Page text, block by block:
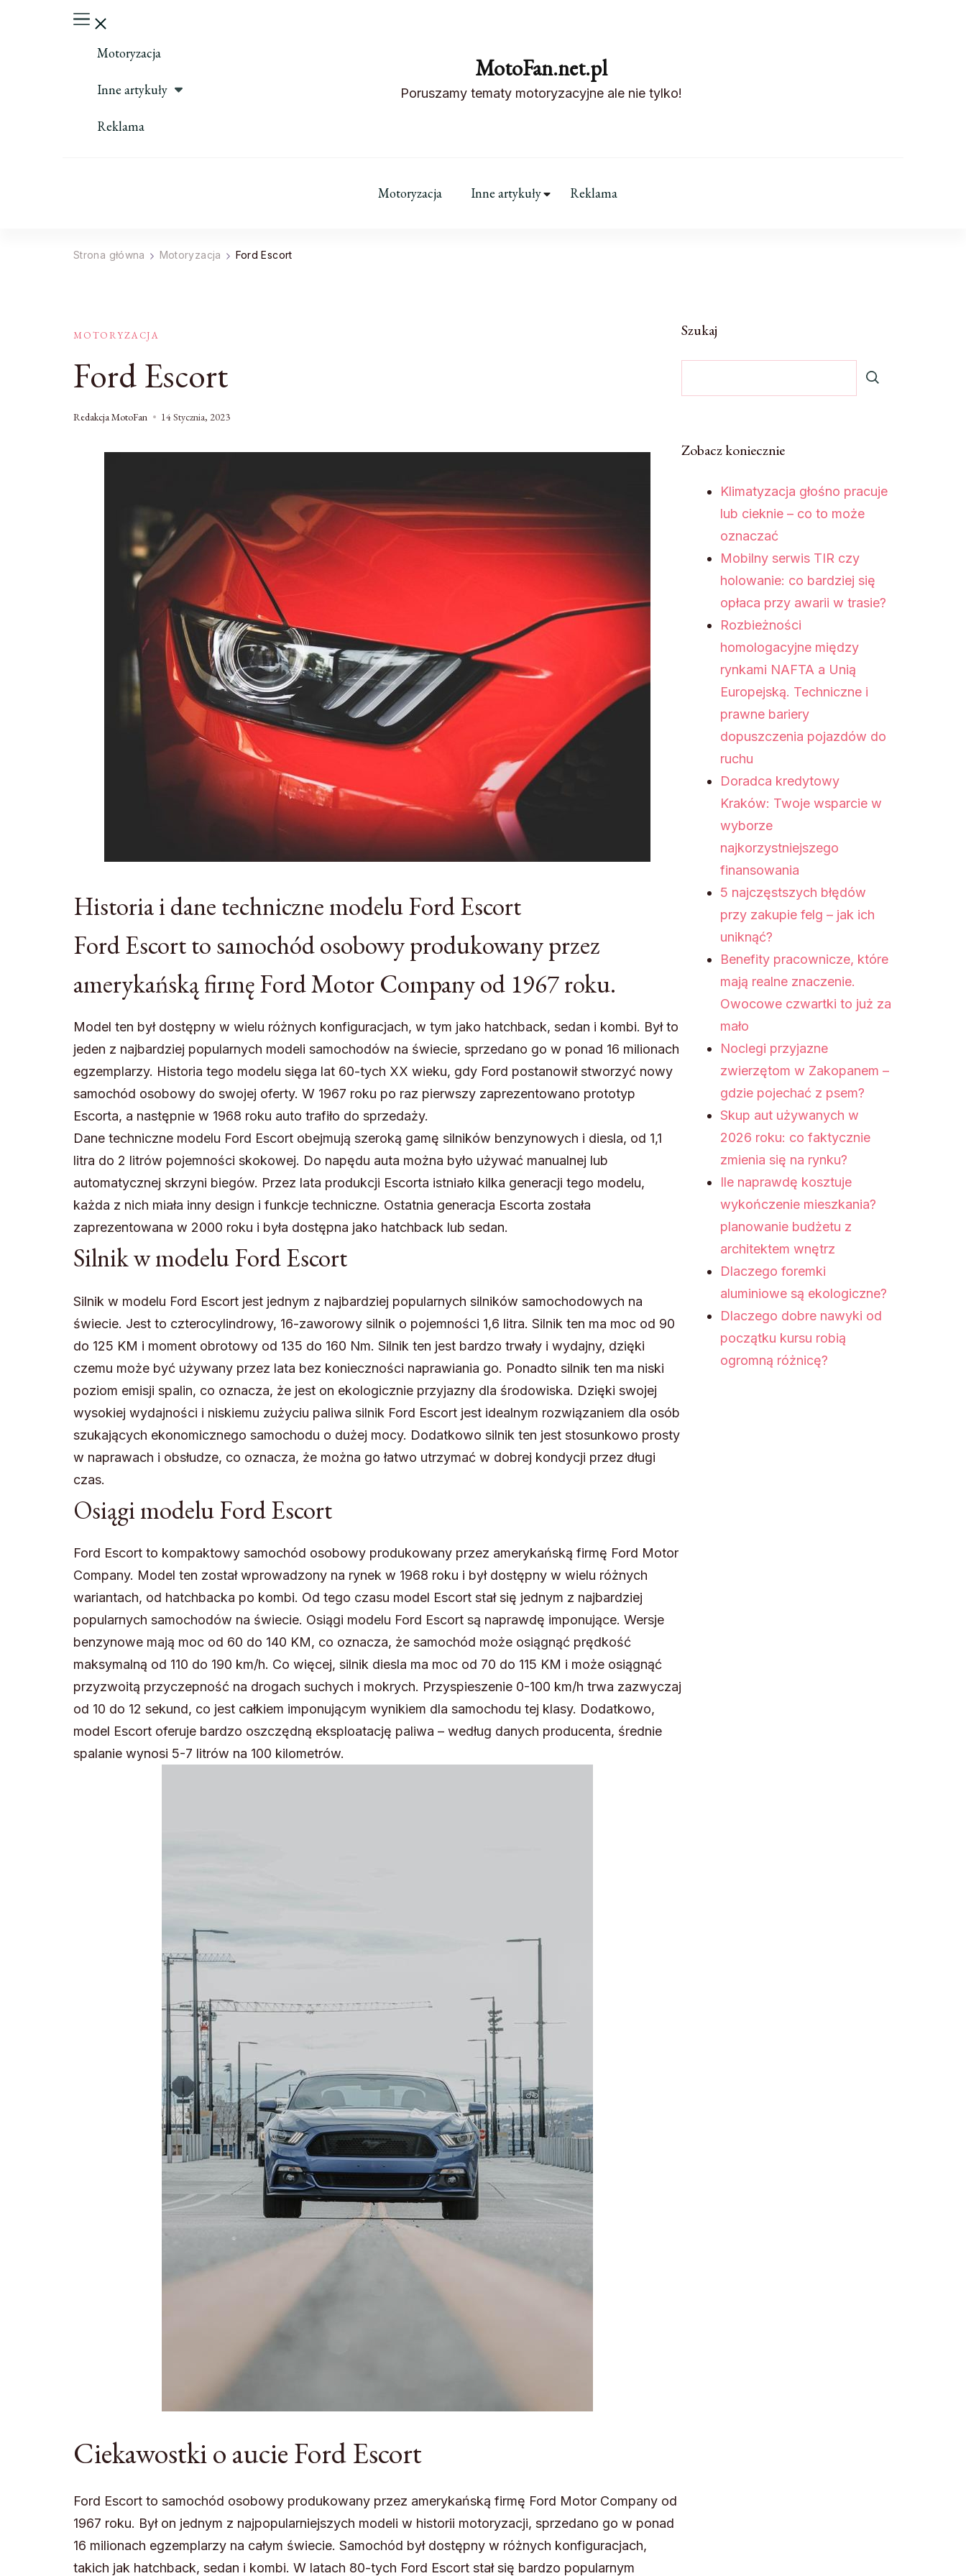
Motoryzacja
Inne artykuły
Reklama
MotoFan.net.pl
Poruszamy tematy motoryzacyjne ale nie tylko!
Motoryzacja Inne artykuły Reklama
Strona główna Motoryzacja Ford Escort
MOTORYZACJA
Ford Escort
Redakcja MotoFan 14 Stycznia, 2023
Historia i dane techniczne modelu Ford Escort
Ford Escort to samochód osobowy produkowany przez
amerykańską firmę Ford Motor Company od 1967 roku.
Model ten był dostępny w wielu różnych konfiguracjach, w tym jako hatchback, sedan i kombi. Był to
jeden z najbardziej popularnych modeli samochodów na świecie, sprzedano go w ponad 16 milionach
egzemplarzy. Historia tego modelu sięga lat 60-tych XX wieku, gdy Ford postanowił stworzyć nowy
samochód osobowy do swojej oferty. W 1967 roku po raz pierwszy zaprezentowano prototyp
Escorta, a następnie w 1968 roku auto trafiło do sprzedaży.
Dane techniczne modelu Ford Escort obejmują szeroką gamę silników benzynowych i diesla, od 1,1
litra do 2 litrów pojemności skokowej. Do napędu auta można było używać manualnej lub
automatycznej skrzyni biegów. Przez lata produkcji Escorta istniało kilka generacji tego modelu,
każda z nich miała inny design i funkcje techniczne. Ostatnia generacja Escorta została
zaprezentowana w 2000 roku i była dostępna jako hatchback lub sedan.
Silnik w modelu Ford Escort
Silnik w modelu Ford Escort jest jednym z najbardziej popularnych silników samochodowych na
świecie. Jest to czterocylindrowy, 16-zaworowy silnik o pojemności 1,6 litra. Silnik ten ma moc od 90
do 125 KM i moment obrotowy od 135 do 160 Nm. Silnik ten jest bardzo trwały i wydajny, dzięki
czemu może być używany przez lata bez konieczności naprawiania go. Ponadto silnik ten ma niski
poziom emisji spalin, co oznacza, że jest on ekologicznie przyjazny dla środowiska. Dzięki swojej
wysokiej wydajności i niskiemu zużyciu paliwa silnik Ford Escort jest idealnym rozwiązaniem dla osób
szukających ekonomicznego samochodu o dużej mocy. Dodatkowo silnik ten jest stosunkowo prosty
w naprawach i obsłudze, co oznacza, że ​​można go łatwo utrzymać w dobrej kondycji przez długi
czas.
Osiągi modelu Ford Escort
Ford Escort to kompaktowy samochód osobowy produkowany przez amerykańską firmę Ford Motor
Company. Model ten został wprowadzony na rynek w 1968 roku i był dostępny w wielu różnych
wariantach, od hatchbacka po kombi. Od tego czasu model Escort stał się jednym z najbardziej
popularnych samochodów na świecie. Osiągi modelu Ford Escort są naprawdę imponujące. Wersje
benzynowe mają moc od 60 do 140 KM, co oznacza, że ​​samochód może osiągnąć prędkość
maksymalną od 110 do 190 km/h. Co więcej, silnik diesla ma moc od 70 do 115 KM i może osiągnąć
przyzwoitą przyczepność na drogach suchych i mokrych. Przyspieszenie 0-100 km/h trwa zazwyczaj
od 10 do 12 sekund, co jest całkiem imponującym wynikiem dla samochodu tej klasy. Dodatkowo,
model Escort oferuje bardzo oszczędną eksploatację paliwa – według danych producenta, średnie
spalanie wynosi 5-7 litrów na 100 kilometrów.
Ciekawostki o aucie Ford Escort
Ford Escort to samochód osobowy produkowany przez amerykańską firmę Ford Motor Company od
1967 roku. Był on jednym z najpopularniejszych modeli w historii motoryzacji, sprzedano go w ponad
16 milionach egzemplarzy na całym świecie. Samochód był dostępny w różnych konfiguracjach,
takich jak hatchback, sedan i kombi. W latach 80-tych Ford Escort stał się bardzo popularnym
Szukaj
Zobacz koniecznie
Klimatyzacja głośno pracuje
lub cieknie – co to może
oznaczać
Mobilny serwis TIR czy
holowanie: co bardziej się
opłaca przy awarii w trasie?
Rozbieżności
homologacyjne między
rynkami NAFTA a Unią
Europejską. Techniczne i
prawne bariery
dopuszczenia pojazdów do
ruchu
Doradca kredytowy
Kraków: Twoje wsparcie w
wyborze
najkorzystniejszego
finansowania
5 najczęstszych błędów
przy zakupie felg – jak ich
uniknąć?
Benefity pracownicze, które
mają realne znaczenie.
Owocowe czwartki to już za
mało
Noclegi przyjazne
zwierzętom w Zakopanem –
gdzie pojechać z psem?
Skup aut używanych w
2026 roku: co faktycznie
zmienia się na rynku?
Ile naprawdę kosztuje
wykończenie mieszkania?
planowanie budżetu z
architektem wnętrz
Dlaczego foremki
aluminiowe są ekologiczne?
Dlaczego dobre nawyki od
początku kursu robią
ogromną różnicę?